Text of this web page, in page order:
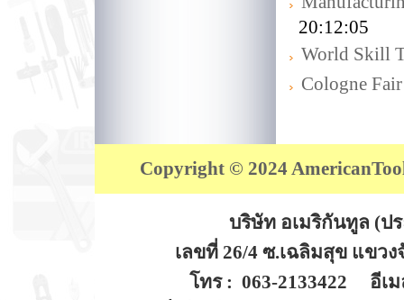
20:12:05
World Skill
Cologne
Copyright © 2024
บริษัท อเมริกันทูล (ป
เลขที่ 26/4 ซ.เฉลิมสุข แขวง
โทร : 063-2133422 อีเม